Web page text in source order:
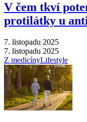
V čem tkví
protilátky u
7. listopadu 2025
7. listopadu 2025
Z medicínyLifestyle